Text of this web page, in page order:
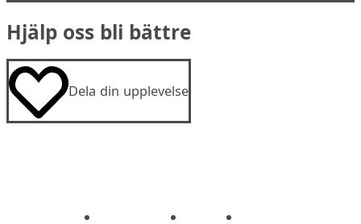
Hjälp oss bli bättre
Dela din upplevelse